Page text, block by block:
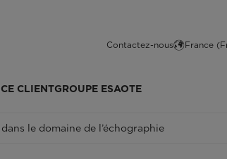
Contactez-nous France
CLIENTGROUPE ESAOTE
le domaine de l’échographie